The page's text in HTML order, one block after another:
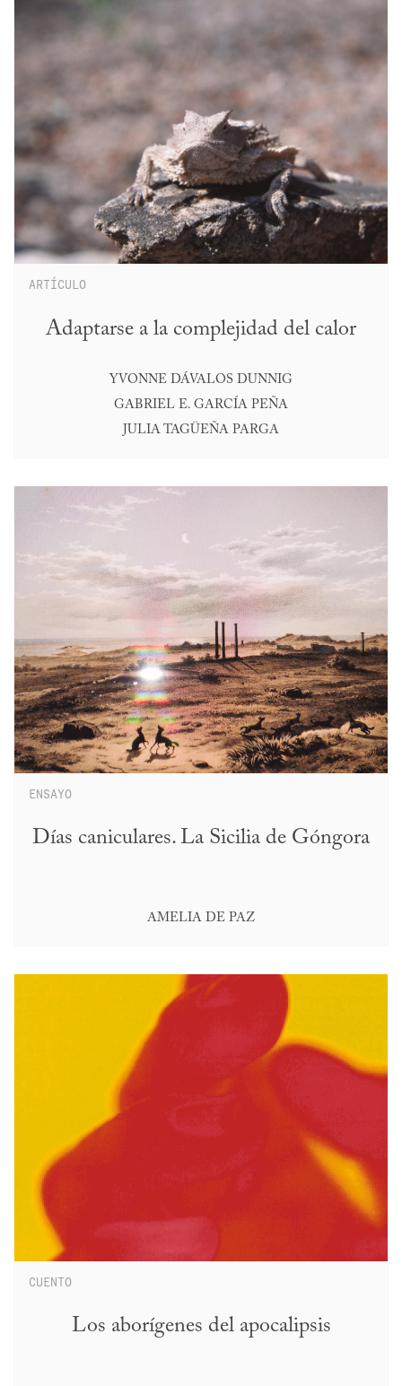
ARTÍCULO
Adaptarse a la complejidad del calor
YVONNE DÁVALOS DUNNIG
GABRIEL E. GARCÍA PEÑA
JULIA TAGÜEÑA PARGA
ENSAYO
Días caniculares. La Sicilia de Góngora
AMELIA DE PAZ
CUENTO
Los aborígenes del apocalipsis